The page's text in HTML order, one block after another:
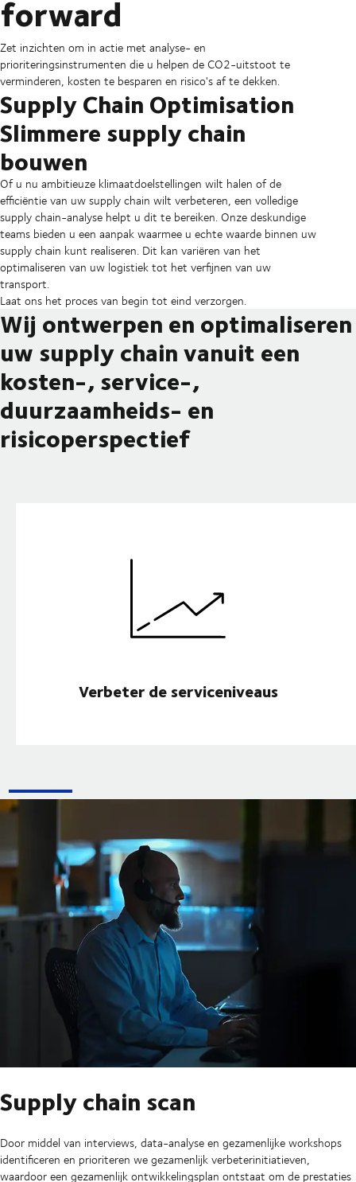
forward
Zet inzichten om in actie met analyse- en
prioriteringsinstrumenten die u helpen de CO2-uitstoot te
verminderen, kosten te besparen en risico's af te dekken.
Supply Chain Optimisation
Slimmere supply chain
bouwen
Of u nu ambitieuze klimaatdoelstellingen wilt halen of de
efficiëntie van uw supply chain wilt verbeteren, een volledige
supply chain-analyse helpt u dit te bereiken. Onze deskundige
teams bieden u een aanpak waarmee u echte waarde binnen uw
supply chain kunt realiseren. Dit kan variëren van het
optimaliseren van uw logistiek tot het verfijnen van uw
transport.
Laat ons het proces van begin tot eind verzorgen.
Wij ontwerpen en optimaliseren
uw supply chain vanuit een
kosten-, service-,
duurzaamheids- en
risicoperspectief
Verbeter de serviceniveaus
Supply chain scan
Door middel van interviews, data-analyse en gezamenlijke workshops
identificeren en prioriteren we gezamenlijk verbeterinitiatieven,
waardoor een gezamenlijk ontwikkelingsplan ontstaat om de prestaties